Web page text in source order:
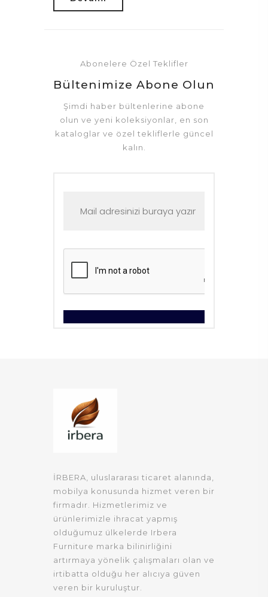
Abonelere Özel Teklifler
Bültenimize Abone Olun
Şimdi haber bültenlerine abone
olun ve yeni koleksiyonlar, en son
kataloglar ve özel tekliflerle güncel
kalın.
İRBERA, uluslararası ticaret alanında,
mobilya konusunda hizmet veren bir
firmadır. Hizmetlerimiz ve
ürünlerimizle ihracat yapmış
olduğumuz ülkelerde Irbera
Furniture marka bilinirliğini
artırmaya yönelik çalışmaları olan ve
irtibatta olduğu her alıcıya güven
veren bir kuruluştur.